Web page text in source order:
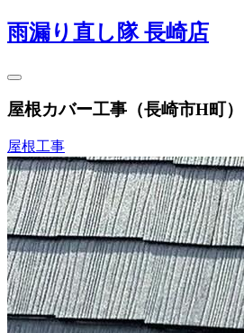
雨漏り直し隊 長崎店
屋根カバー工事（長崎市H町）
屋根工事